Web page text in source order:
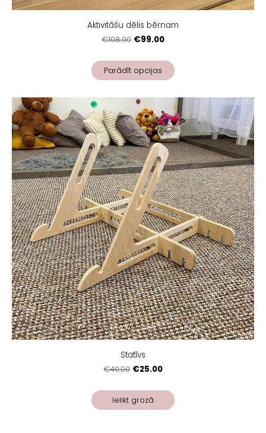
Aktivitāšu dēlis bērnam
€108.00 €99.00
Parādīt opcijas
Statīvs
€40.00 €25.00
Ielikt grozā